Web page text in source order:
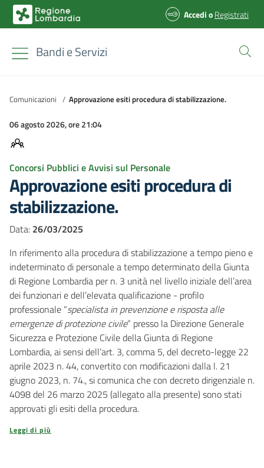
AccedioRegistrati
Bandi e Servizi
Comunicazioni / Approvazione esiti procedura di stabilizzazione.
06 agosto 2026, ore 21:04
Concorsi Pubblici e Avvisi sul Personale
Approvazione esiti procedura di
stabilizzazione.
Data: 26/03/2025
In riferimento alla procedura di stabilizzazione a tempo pieno e
indeterminato di personale a tempo determinato della Giunta
di Regione Lombardia per n. 3 unità nel livello iniziale dell’area
dei funzionari e dell’elevata qualificazione - profilo
professionale “specialista in prevenzione e risposta alle
emergenze di protezione civile” presso la Direzione Generale
Sicurezza e Protezione Civile della Giunta di Regione
Lombardia, ai sensi dell’art. 3, comma 5, del decreto-legge 22
aprile 2023 n. 44, convertito con modificazioni dalla l. 21
giugno 2023, n. 74., si comunica che con decreto dirigenziale n.
4098 del 26 marzo 2025 (allegato alla presente) sono stati
approvati gli esiti della procedura.
Leggi di più